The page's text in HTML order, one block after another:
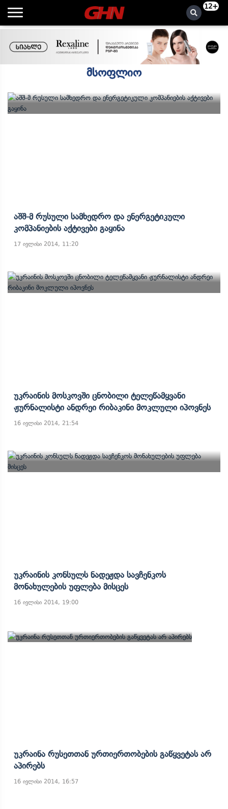
12+
მსოფლიო
Აშშ-Მ Რუსული Სამხედრო Და Ენერგეტიკული
Კომპანიების Აქტივები Გაყინა
17 ივლისი 2014, 11:20
Უკრაინის Მოსკოვში Ცნობილი Ტელეწამყვანი
Ჟურნალისტი Ანდრეი Რიბაკინი Მოკლული Იპოვნეს
16 ივლისი 2014, 21:54
Უკრაინის Კონსულს Ნადეჟდა Სავჩენკოს
Მონახულების Უფლება Მისცეს
16 ივლისი 2014, 19:00
Უკრაინა Რუსეთთან Ურთიერთობების Გაწყვეტას Არ
Აპირებს
16 ივლისი 2014, 16:57